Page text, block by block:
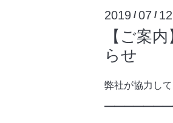
2019 /07 /
【ご案
らせ
弊社が協力し